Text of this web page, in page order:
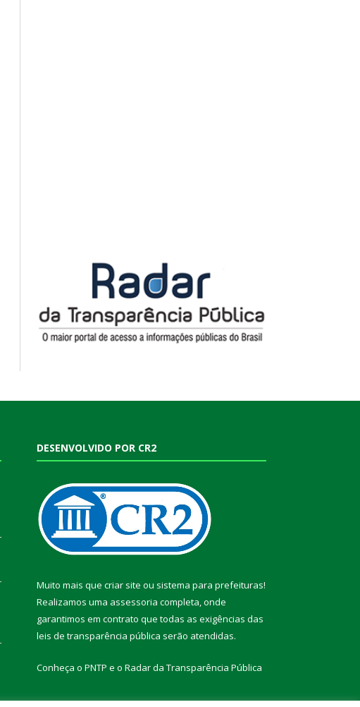
DESENVOLVIDO POR CR2
Muito mais que criar site ou sistema para prefeituras!
Realizamos uma assessoria completa, onde
garantimos em contrato que todas as exigências das
leis de transparência pública serão atendidas.
Conheça o PNTP e o Radar da Transparência Pública